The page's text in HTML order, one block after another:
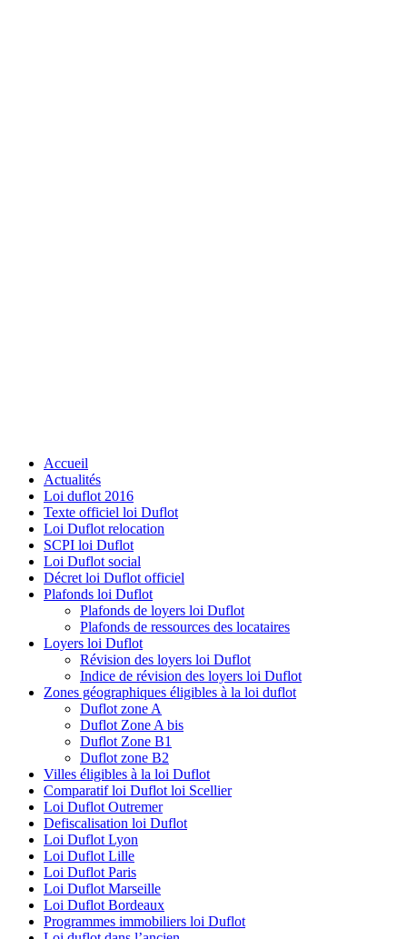
Accueil
Actualités
Loi duflot 2016
Texte officiel loi Duflot
Loi Duflot relocation
SCPI loi Duflot
Loi Duflot social
Décret loi Duflot officiel
Plafonds loi Duflot
Plafonds de loyers loi Duflot
Plafonds de ressources des locataires
Loyers loi Duflot
Révision des loyers loi Duflot
Indice de révision des loyers loi Duflot
Zones géographiques éligibles à la loi duflot
Duflot zone A
Duflot Zone A bis
Duflot Zone B1
Duflot zone B2
Villes éligibles à la loi Duflot
Comparatif loi Duflot loi Scellier
Loi Duflot Outremer
Defiscalisation loi Duflot
Loi Duflot Lyon
Loi Duflot Lille
Loi Duflot Paris
Loi Duflot Marseille
Loi Duflot Bordeaux
Programmes immobiliers loi Duflot